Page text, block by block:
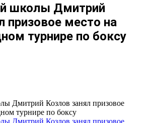
школы Дмитрий
призовое место на
турнире по боксу
Дмитрий Козлов занял призовое
турнире по боксу